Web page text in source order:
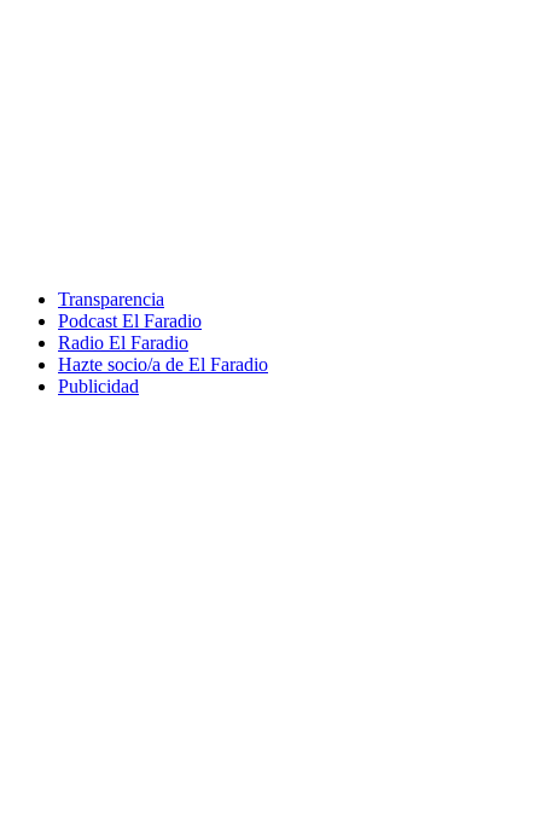
Transparencia
Podcast El Faradio
Radio El Faradio
Hazte socio/a de El Faradio
Publicidad